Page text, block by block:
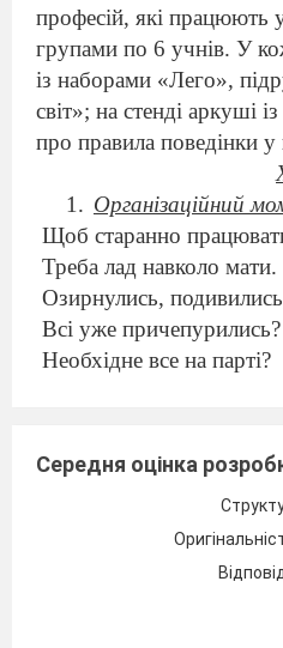
професій, які працюють
групами по 6 учнів. У
із наборами «Лего»,
світ»; на стенді аркуші із
про правила поведінки у
Організаційний
Щоб старанно
Треба лад навколо мати.
Озирнулись,
Всі уже причепурились?
Необхідне все на парті?
Повідомлення
Щоб дізнатися про
будемо говорити,
відгадати загадку.
Стоїть великий
Середня оцінка